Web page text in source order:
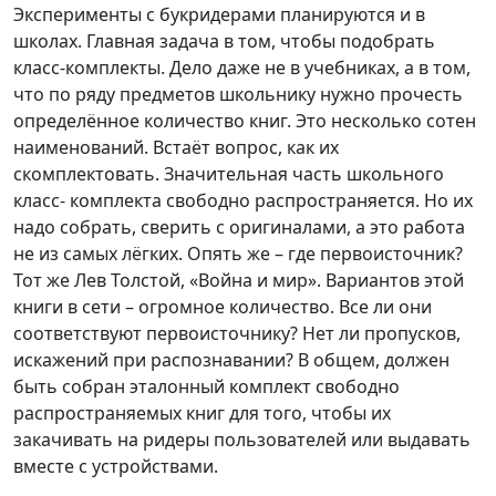
Эксперименты с букридерами планируются и в
школах. Главная задача в том, чтобы подобрать
класс-комплекты. Дело даже не в учебниках, а в том,
что по ряду предметов школьнику нужно прочесть
определённое количество книг. Это несколько сотен
наименований. Встаёт вопрос, как их
скомплектовать. Значительная часть школьного
класс- комплекта свободно распространяется. Но их
надо собрать, сверить с оригиналами, а это работа
не из самых лёгких. Опять же – где первоисточник?
Тот же Лев Толстой, «Война и мир». Вариантов этой
книги в сети – огромное количество. Все ли они
соответствуют первоисточнику? Нет ли пропусков,
искажений при распознавании? В общем, должен
быть собран эталонный комплект свободно
распространяемых книг для того, чтобы их
закачивать на ридеры пользователей или выдавать
вместе с устройствами.